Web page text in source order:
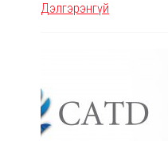
Дэлгэрэнгүй